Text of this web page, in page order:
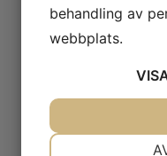
behandling av
webbplats.